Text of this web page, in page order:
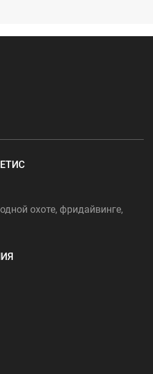
охоте, фридайвинге,